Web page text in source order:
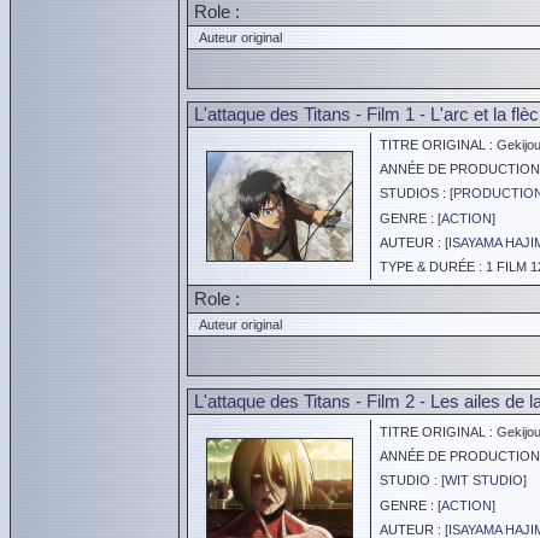
Role :
Auteur original
L'attaque des Titans - Film 1 - L'arc et la
TITRE ORIGINAL :
ANNÉE DE
STUDIOS : [
GENRE : [ACTION]
AUTEUR : [ISAYAMA
TYPE & DURÉE : 1 FILM
Role :
Auteur original
L'attaque des Titans - Film 2 - Les ailes de
TITRE ORIGINAL :
ANNÉE DE
STUDIO : [WIT STUDIO]
GENRE : [ACTION]
AUTEUR : [ISAYAMA